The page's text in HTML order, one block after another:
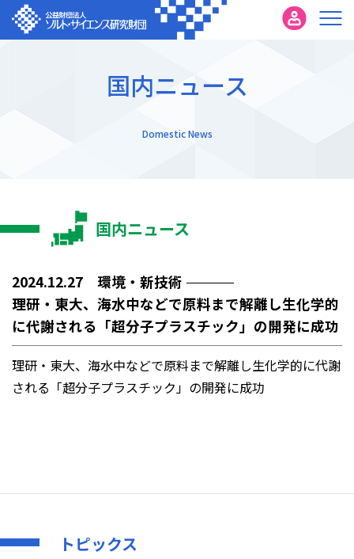
国内ニュース
Domestic News
国内ニュース
2024.12.27 環境・新技術
理研・東大、海水中などで原料まで解離し生化学的
に代謝される「超分子プラスチック」の開発に成功
理研・東大、海水中などで原料まで解離し生化学的に代謝
される「超分子プラスチック」の開発に成功
トピックス